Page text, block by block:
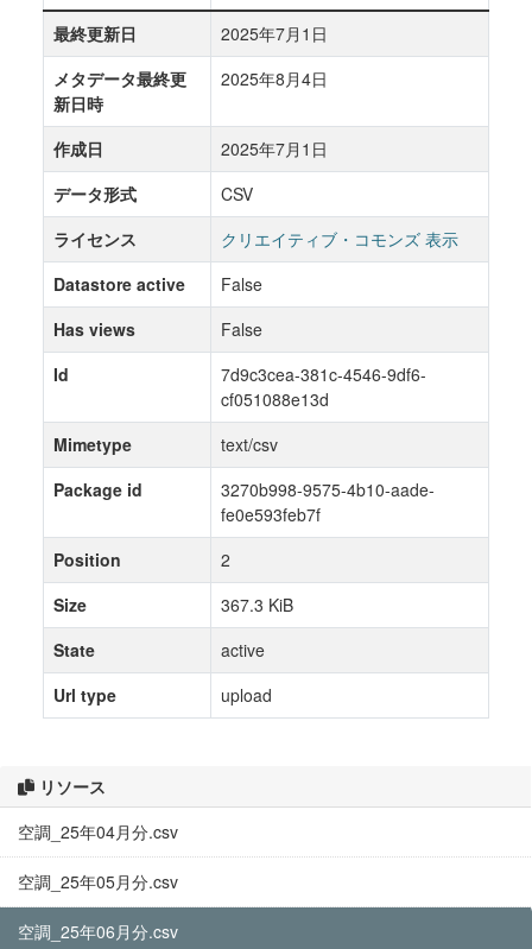
リソース
空調_25年04月分.csv
空調_25年05月分.csv
空調_25年06月分.csv
最終更新日
2025年7月1日
メタデータ最終更
新日時
2025年8月4日
作成日
2025年7月1日
データ形式
CSV
ライセンス
クリエイティブ・コモンズ 表示
Datastore active
False
Has views
False
Id
7d9c3cea-381c-4546-9df6-
cf051088e13d
Mimetype
text/csv
Package id
3270b998-9575-4b10-aade-
fe0e593feb7f
Position
2
Size
367.3 KiB
State
active
Url type
upload